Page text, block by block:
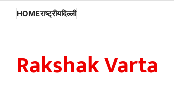
content
HOMEराष्ट्रीयदिल्ली
Rakshak Varta